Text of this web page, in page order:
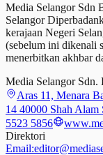
Media Selangor Sdn
Selangor
kerajaan Negeri
(sebelum ini dikenali
menerbitkan akhbar
Media Selangor Sdn.
Aras 11, Menara
14 40000 Shah Alam
5523 5856
Direktori
Email: